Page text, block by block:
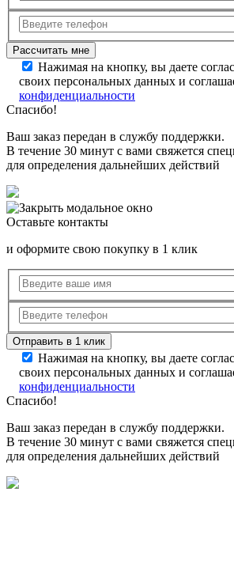
Нажимая на кнопку, вы даете
своих персональных данных и
конфиденциальности
Спасибо!
Ваш заказ передан в службу поддержки.
В течение 30 минут с вами свяжется
для определения дальнейших действий
Оставьте контакты
и оформите свою покупку в 1 клик
Нажимая на кнопку, вы даете
своих персональных данных и
конфиденциальности
Спасибо!
Ваш заказ передан в службу поддержки.
В течение 30 минут с вами свяжется
для определения дальнейших действий